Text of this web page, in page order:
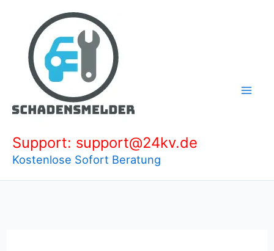
springen
Support: support@24kv.de
Kostenlose Sofort Beratung